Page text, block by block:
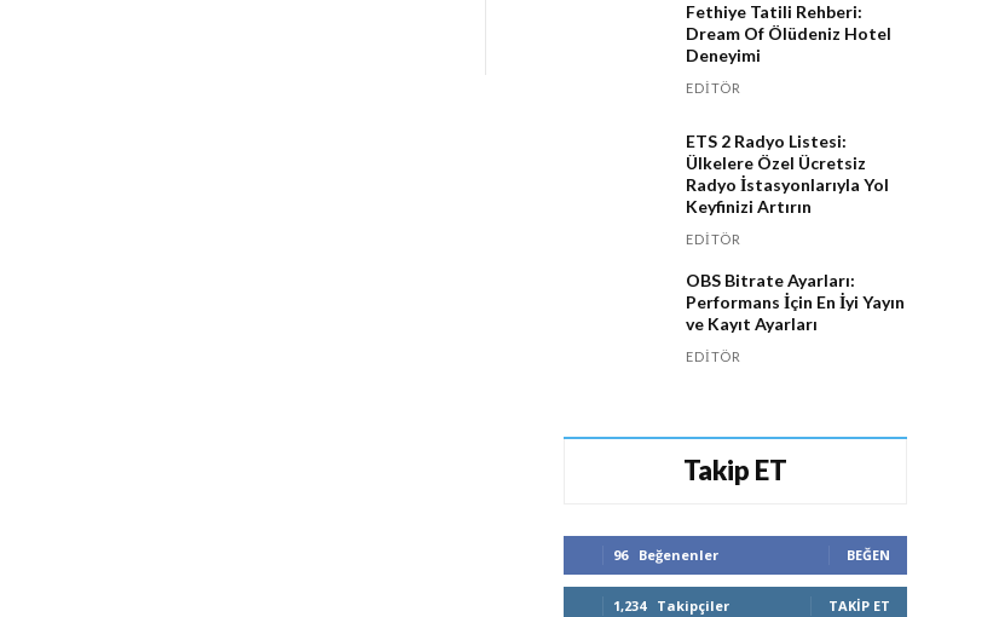
Fethiye Tatili Rehberi:
Dream Of Ölüdeniz Hotel
Deneyimi
EDITÖR
ETS 2 Radyo Listesi:
Ülkelere Özel Ücretsiz
Radyo İstasyonlarıyla Yol
Keyfinizi Artırın
EDITÖR
OBS Bitrate Ayarları:
Performans İçin En İyi Yayın
ve Kayıt Ayarları
EDITÖR
Takip ET
96 Beğenenler BEĞEN
1,234 Takipçiler TAKIP ET